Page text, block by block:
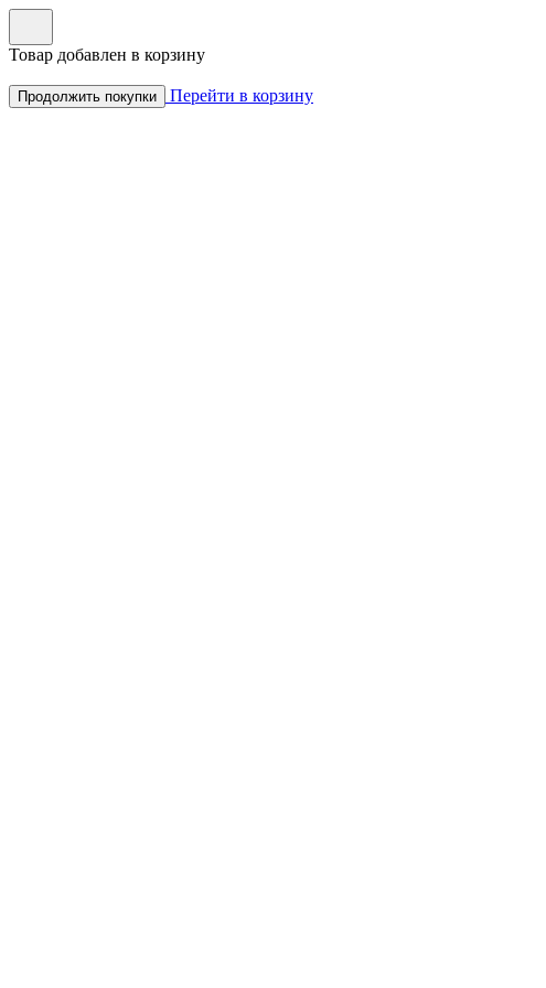
Товар добавлен в корзину
Продолжить покупки Перейти в корзину